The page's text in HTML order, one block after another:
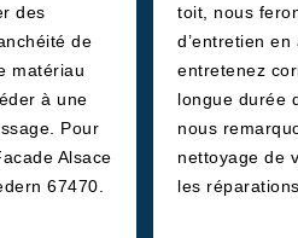
des
de
matériau
à une
Pour
Alsace
67470.
toit, nous
d’entretien
entretenez
longue durée
nous
nettoyage de
les